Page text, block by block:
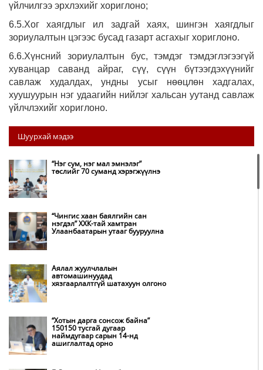
үйлчилгээ эрхлэхийг хориглоно;
6.5.Хог хаягдлыг ил задгай хаях, шингэн хаягдлыг
зориулалтын цэгээс бусад газарт асгахыг хориглоно.
6.6.Хүнсний зориулалтын бус, тэмдэг тэмдэглэгээгүй
хуванцар саванд айраг, сүү, сүүн бүтээгдэхүүнийг
савлаж худалдах, ундны усыг нөөцлөн хадгалах,
хуушуурын нэг удаагийн нийлэг хальсан уутанд савлаж
үйлчлэхийг хориглоно.
Шуурхай мэдээ
“Нэг сум, нэг мал эмнэлэг”
төслийг 70 суманд хэрэгжүүлнэ
“Чингис хаан баялгийн сан
нэгдэл” ХХК-тай хамтран
Улаанбаатарын утааг бууруулна
Аялал жуулчлалын
автомашинуудад
хязгаарлалтгүй шатахуун олгоно
“Хотын дарга сонсож байна”
150150 тусгай дугаар
наймдугаар сарын 14-нд
ашиглалтад орно